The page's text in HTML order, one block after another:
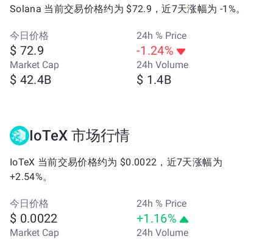
Solana 当前交易价格约为 $72.9，近7天涨幅为 -1%。
今日价格
$ 72.9
24h % Price
-1.24%
Market Cap
$ 42.4B
24h Volume
$ 1.4B
IoTeX 市场行情
IoTeX 当前交易价格约为 $0.0022，近7天涨幅为
+2.54%。
今日价格
$ 0.0022
24h % Price
+1.16%
Market Cap 24h Volume